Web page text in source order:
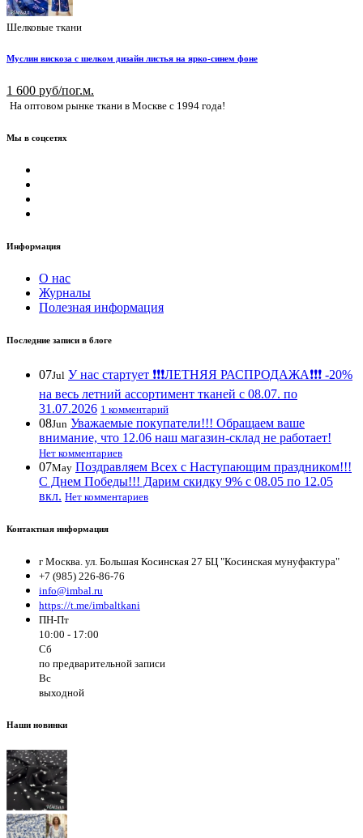
Шелковые ткани
Муслин вискоза с шелком дизайн листья на ярко-синем фоне
1 600 руб/пог.м.
На оптовом рынке ткани в Москве с 1994 года!
Мы в соцсетях
Информация
О нас
Журналы
Полезная информация
Последние записи в блоге
07Jul У нас стартует ❗️❗️❗️ЛЕТНЯЯ РАСПРОДАЖА❗️❗️❗️ -20%
на весь летний ассортимент тканей с 08.07. по
31.07.2026 1 комментарий
08Jun Уважаемые покупатели!!! Обращаем ваше
внимание, что 12.06 наш магазин-склад не работает!
Нет комментариев
07May Поздравляем Всех с Наступающим праздником!!!
С Днем Победы!!! Дарим скидку 9% с 08.05 по 12.05
вкл. Нет комментариев
Контактная информация
г Москва. ул. Большая Косинская 27 БЦ "Косинская мунуфактура"
+7 (985) 226-86-76
info@imbal.ru
https://t.me/imbaltkani
ПН-Пт
10:00 - 17:00
Сб
по предварительной записи
Вс
выходной
Наши новинки